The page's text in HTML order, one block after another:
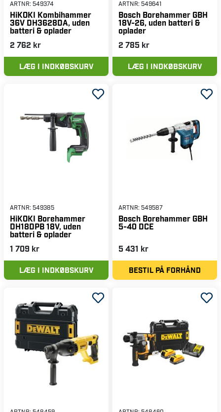
ARTNR: 549374
HiKOKI Kombihammer
36V DH3628DA, uden
batteri & oplader
2 762 kr
LÆG I INDKØBSKURV
ARTNR: 549641
Bosch Borehammer GBH
18V-26, uden batteri &
oplader
2 785 kr
LÆG I INDKØBSKURV
ARTNR: 549385
HiKOKI Borehammer
DH18DPB 18V, uden
batteri & oplader
1 709 kr
LÆG I INDKØBSKURV
ARTNR: 549587
Bosch Borehammer GBH
5-40 DCE
5 431 kr
BESTIL PÅ FORHÅND